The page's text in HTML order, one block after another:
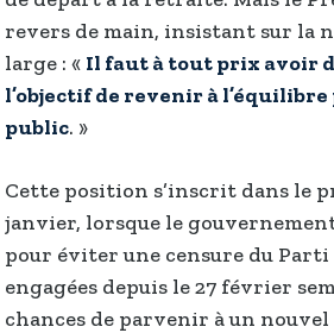
revers de main, insistant sur la
large : « Il faut à tout prix avoir
l’objectif de revenir à
public. »
Cette position s’inscrit dans le
janvier, lorsque le
pour éviter une censure du
engagées depuis le 27 février
chances de parvenir à un